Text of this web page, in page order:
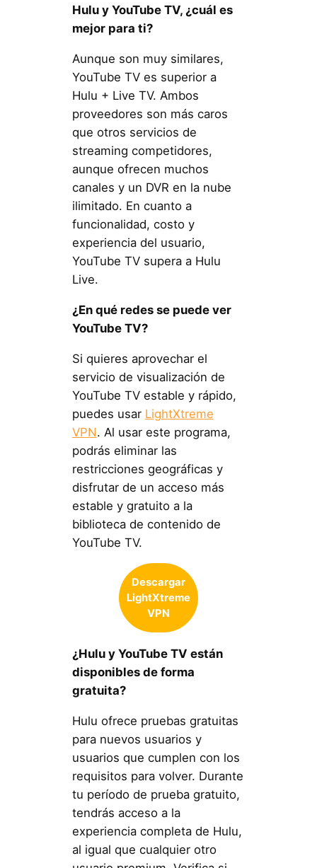
Hulu y YouTube TV, ¿cuál es
mejor para ti?
Aunque son muy similares,
YouTube TV es superior a
Hulu + Live TV. Ambos
proveedores son más caros
que otros servicios de
streaming competidores,
aunque ofrecen muchos
canales y un DVR en la nube
ilimitado. En cuanto a
funcionalidad, costo y
experiencia del usuario,
YouTube TV supera a Hulu
Live.
¿En qué redes se puede ver
YouTube TV?
Si quieres aprovechar el
servicio de visualización de
YouTube TV estable y rápido,
puedes usar LightXtreme
VPN. Al usar este programa,
podrás eliminar las
restricciones geográficas y
disfrutar de un acceso más
estable y gratuito a la
biblioteca de contenido de
YouTube TV.
Descargar
LightXtreme
VPN
¿Hulu y YouTube TV están
disponibles de forma
gratuita?
Hulu ofrece pruebas gratuitas
para nuevos usuarios y
usuarios que cumplen con los
requisitos para volver. Durante
tu período de prueba gratuito,
tendrás acceso a la
experiencia completa de Hulu,
al igual que cualquier otro